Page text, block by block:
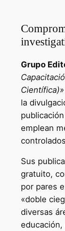
Grupo
Científica)»
la
emplean
Sus
gratuito,
por pares
«doble
diversas